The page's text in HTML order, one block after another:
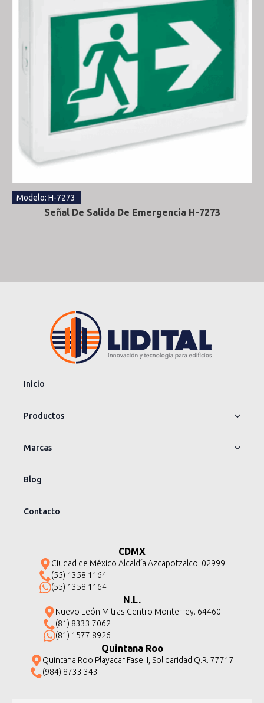
Modelo: H-7273
Señal De Salida De Emergencia H-7273
Inicio
Productos
Marcas
Blog
Contacto
CDMX
Ciudad de México Alcaldía Azcapotzalco. 02999
(55) 1358 1164
(55) 1358 1164
N.L.
Nuevo León Mitras Centro Monterrey. 64460
(81) 8333 7062
(81) 1577 8926
Quintana Roo
Quintana Roo Playacar Fase II, Solidaridad Q.R. 77717
(984) 8733 343